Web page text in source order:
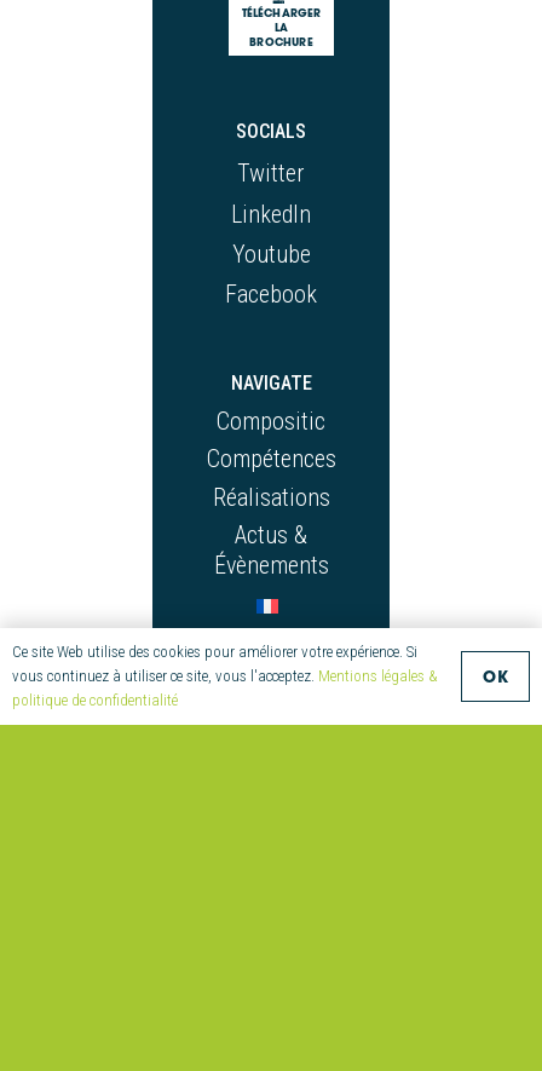
TÉLÉCHARGER
LA
BROCHURE
SOCIALS
Twitter
LinkedIn
Youtube
Facebook
NAVIGATE
Compositic
Compétences
Réalisations
Actus &
Évènements
CONTACT
Ce site Web utilise des cookies pour améliorer votre expérience. Si
vous continuez à utiliser ce site, vous l'acceptez. Mentions légales &
politique de confidentialité
OK